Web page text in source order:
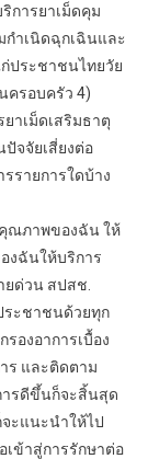
การยาเม็ดคุม
กำเนิดฉุกเฉินและ
ประชาชนไทยวัย
ครอบครัว 4)
าเม็ดเสริมธาตุ
จจัยเสี่ยงต่อ
รายการใดบ้าง
คุณภาพของฉัน ให้
งฉันให้บริการ
ยด่วน สปสช.
ระชาชนด้วยทุก
องอาการเบื้อง
ร และติดตาม
ารดีขึ้นก็จะสิ้นสุด
ะแนะนำให้ไป
เข้าสู่การรักษาต่อ